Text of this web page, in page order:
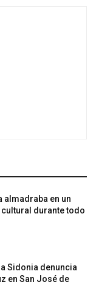
almadraba en un
durante todo
Sidonia denuncia
en San José de